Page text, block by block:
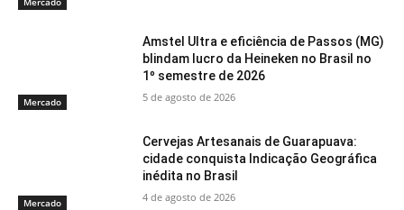
Mercado
Amstel Ultra e eficiência de Passos (MG)
blindam lucro da Heineken no Brasil no
1º semestre de 2026
5 de agosto de 2026
Mercado
Cervejas Artesanais de Guarapuava:
cidade conquista Indicação Geográfica
inédita no Brasil
4 de agosto de 2026